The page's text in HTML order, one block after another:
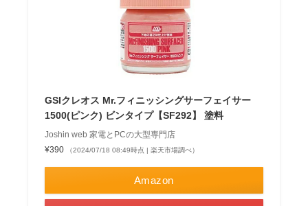
GSIクレオス Mr.フィニッシングサーフェイサー
1500(ピンク) ビンタイプ【SF292】 塗料
Joshin web 家電とPCの大型専門店
¥390
（2024/07/18 08:49時点 | 楽天市場調べ）
Amazon